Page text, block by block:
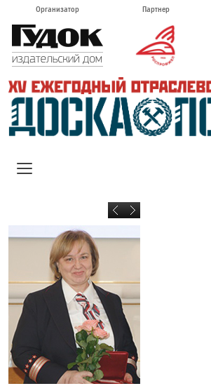
Организатор Партнер